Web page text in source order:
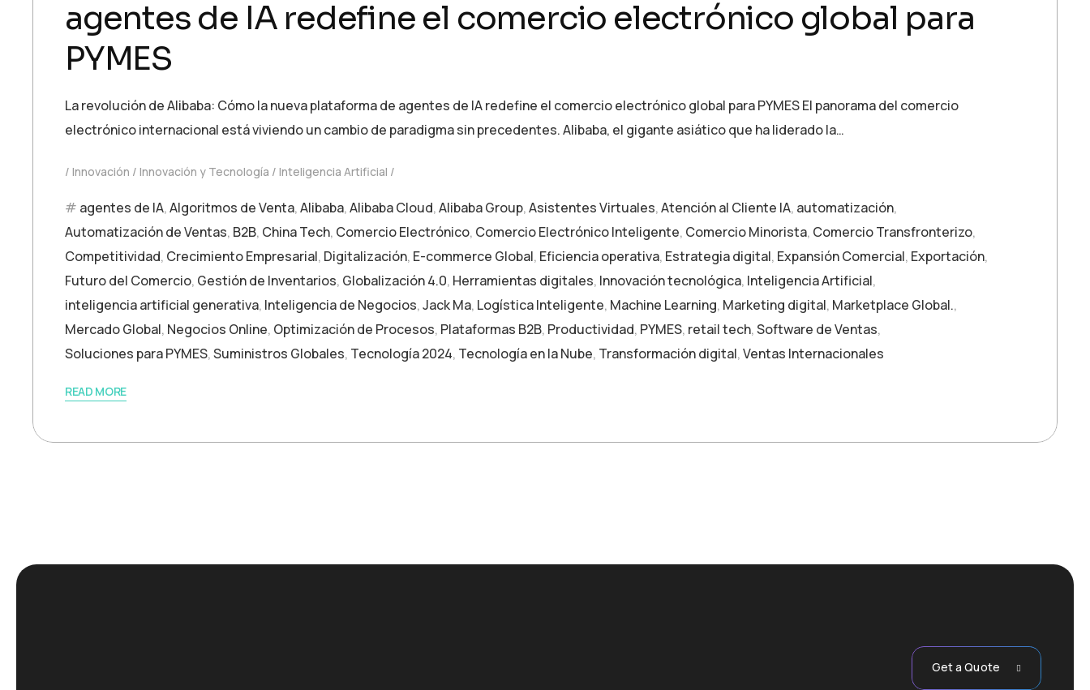
agentes de IA redefine el comercio electrónico global para
PYMES
La revolución de Alibaba: Cómo la nueva plataforma de agentes de IA redefine el comercio electrónico global para PYMES El panorama del comercio
electrónico internacional está viviendo un cambio de paradigma sin precedentes. Alibaba, el gigante asiático que ha liderado la…
Innovación Innovación y Tecnología Inteligencia Artificial
agentes de IA,Algoritmos de Venta,Alibaba,Alibaba Cloud,Alibaba Group,Asistentes Virtuales,Atención al Cliente IA, automatización,
Automatización de Ventas, B2B, China Tech, Comercio Electrónico, Comercio Electrónico Inteligente, Comercio Minorista, Comercio Transfronterizo,
Competitividad, Crecimiento Empresarial, Digitalización, E-commerce Global, Eficiencia operativa, Estrategia digital, Expansión Comercial, Exportación,
Futuro del Comercio, Gestión de Inventarios, Globalización 4.0, Herramientas digitales, Innovación tecnológica, Inteligencia Artificial,
inteligencia artificial generativa, Inteligencia de Negocios,Jack Ma, Logística Inteligente, Machine Learning, Marketing digital, Marketplace Global.,
Mercado Global, Negocios Online, Optimización de Procesos, Plataformas B2B, Productividad, PYMES, retail tech,Software de Ventas,
Soluciones para PYMES,Suministros Globales, Tecnología 2024, Tecnología en la Nube, Transformación digital,Ventas Internacionales
READ MORE
Get a Quote